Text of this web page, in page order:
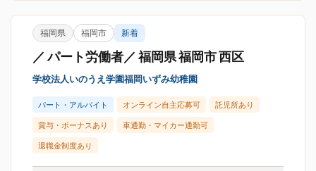
福岡県 福岡市 新着
／ パート労働者／ 福岡県 福岡市 西区
学校法人いのうえ学園福岡いずみ幼稚園
パート・アルバイト オンライン自主応募可 託児所あり
賞与・ボーナスあり 車通勤・マイカー通勤可
退職金制度あり